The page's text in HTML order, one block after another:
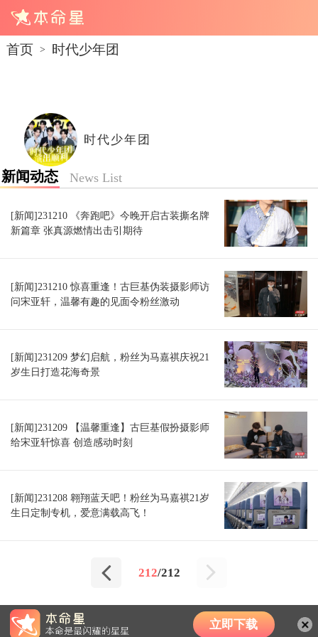
首页 > 时代少年团
时代少年团
新闻动态 News List
[新闻]231210 《奔跑吧》今晚开启古装撕名牌
新篇章 张真源燃情出击引期待
[新闻]231210 惊喜重逢！古巨基伪装摄影师访
问宋亚轩，温馨有趣的见面令粉丝激动
[新闻]231209 梦幻启航，粉丝为马嘉祺庆祝21
岁生日打造花海奇景
[新闻]231209 【温馨重逢】古巨基假扮摄影师
给宋亚轩惊喜 创造感动时刻
[新闻]231208 翱翔蓝天吧！粉丝为马嘉祺21岁
生日定制专机，爱意满载高飞！
212/212
立即下载